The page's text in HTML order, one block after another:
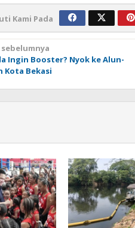
Kami Pada
sebelumnya
Ingin Booster? Nyok ke Alun-
Kota Bekasi